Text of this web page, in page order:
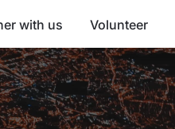
with us Volunteer